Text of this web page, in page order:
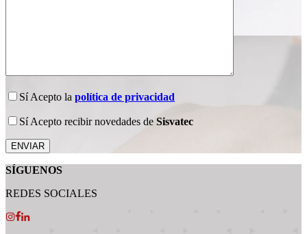
SíAcepto la política de privacidad
SíAcepto recibir novedades de Sisvatec
SÍGUENOS
REDES SOCIALES